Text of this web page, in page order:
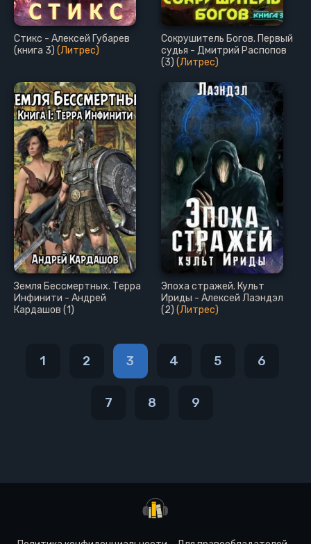
Стикс - Алексей Губарев
(книга 3) (Литрес)
Сокрушитель Богов. Первый
судья - Дмитрий Распопов
(3) (Литрес)
Земля Бессмертных. Терра
Инфинити - Андрей
Кардашов (1)
Эпоха стражей. Культ
Ириды - Алексей Лаэндэл
(2) (Литрес)
1 2 3 4 5 6
7 8 9